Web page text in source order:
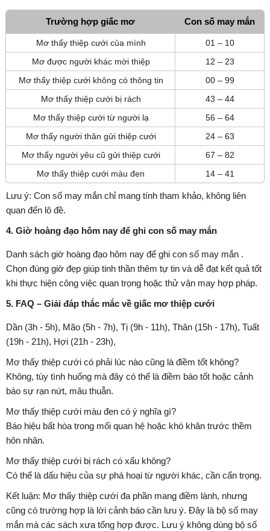
Trường hợp giấc mơ Con số may mắn
Mơ thấy thiệp cưới của mình
01 – 10
Mơ được người khác mời thiệp
12 – 23
Mơ thấy thiệp cưới không có thông tin
00 – 99
Mơ thấy thiệp cưới bị rách
43 – 44
Mơ thấy thiệp cưới từ người lạ
56 – 64
Mơ thấy người thân gửi thiệp cưới
24 – 63
Mơ thấy người yêu cũ gửi thiệp cưới
67 – 82
Mơ thấy thiệp cưới màu đen
14 – 41
Lưu ý: Con số may mắn chỉ mang tính tham khảo, không liên
quan đến lô đề.
4. Giờ hoàng đạo hôm nay để ghi con số may mắn
Danh sách giờ hoàng đạo hôm nay để ghi con số may mắn .
Chọn đúng giờ đẹp giúp tinh thần thêm tự tin và dễ đạt kết quả tốt
khi thực hiện công việc quan trọng hoặc thử vận may hợp pháp.
5. FAQ – Giải đáp thắc mắc về giấc mơ thiệp cưới
Dần (3h - 5h), Mão (5h - 7h), Tị (9h - 11h), Thân (15h - 17h), Tuất
(19h - 21h), Hợi (21h - 23h),
Mơ thấy thiệp cưới có phải lúc nào cũng là điềm tốt không?
Không, tùy tình huống mà đây có thể là điềm báo tốt hoặc cảnh
báo sự rạn nứt, mâu thuẫn.
Mơ thấy thiệp cưới màu đen có ý nghĩa gì?
Báo hiệu bất hòa trong mối quan hệ hoặc khó khăn trước thềm
hôn nhân.
Mơ thấy thiệp cưới bị rách có xấu không?
Có thể là dấu hiệu của sự phá hoại từ người khác, cần cẩn trọng.
Kết luận: Mơ thấy thiệp cưới đa phần mang điềm lành, nhưng
cũng có trường hợp là lời cảnh báo cần lưu ý. Đây là bộ số may
mắn mà các sách xưa tổng hợp được. Lưu ý không dùng bộ số